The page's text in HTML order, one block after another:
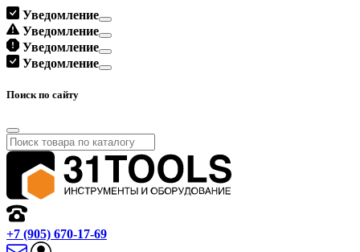
Уведомление
Уведомление
Уведомление
Уведомление
Поиск по сайту
+7 (905) 670-17-69